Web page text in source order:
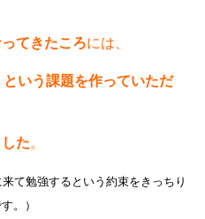
てきたころには、
という課題を作っていただ
た。
て勉強するという約束をきっちり
。）